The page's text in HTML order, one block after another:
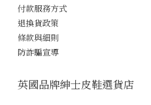
付款服務方式
退換貨政策
條款與細則
防詐騙宣導
英國品牌紳士皮鞋選貨店